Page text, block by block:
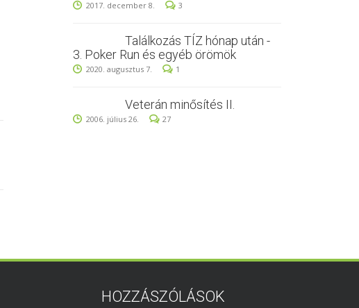
2017. december 8. 3
Találkozás TÍZ hónap után -
3. Poker Run és egyéb örömök
2020. augusztus 7. 1
Veterán minősítés II.
2006. július 26. 27
HOZZÁSZÓLÁSOK